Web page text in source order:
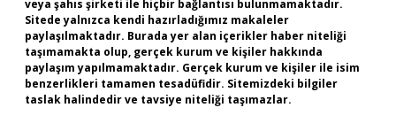
veya şahıs şirketi ile hiçbir bağlantısı bulunmamaktadır.
Sitede yalnızca kendi hazırladığımız makaleler
paylaşılmaktadır. Burada yer alan içerikler haber niteliği
taşımamakta olup, gerçek kurum ve kişiler hakkında
paylaşım yapılmamaktadır. Gerçek kurum ve kişiler ile isim
benzerlikleri tamamen tesadüfidir. Sitemizdeki bilgiler
taslak halindedir ve tavsiye niteliği taşımazlar.